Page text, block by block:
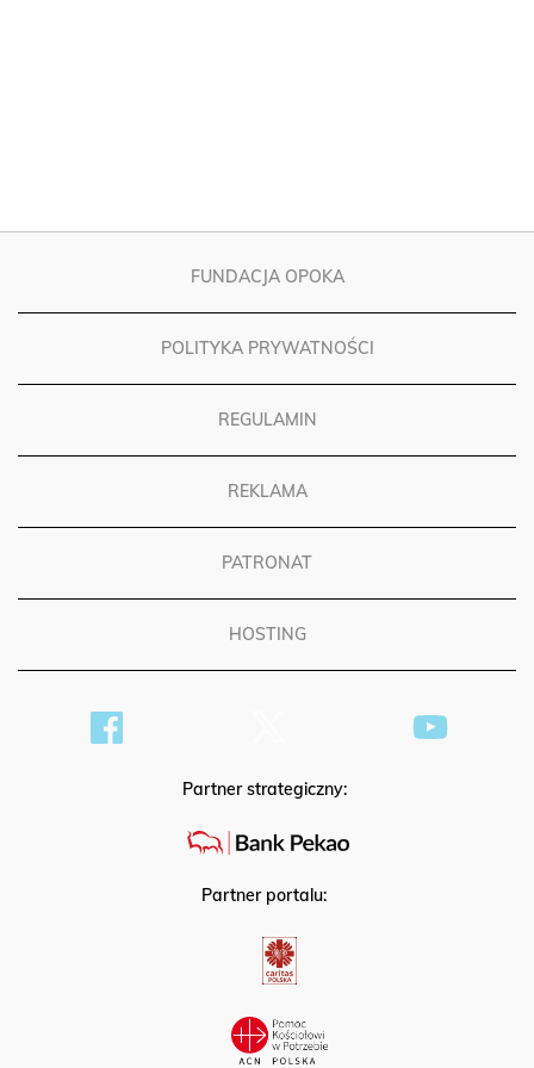
FUNDACJA OPOKA
POLITYKA PRYWATNOŚCI
REGULAMIN
REKLAMA
PATRONAT
HOSTING
Partner strategiczny:
Partner portalu: